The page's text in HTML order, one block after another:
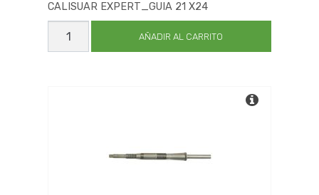
CALISUAR EXPERT_GUIA 21 X24
CALISUAR
EXPERT_GUIA
21
AÑADIR AL CARRITO